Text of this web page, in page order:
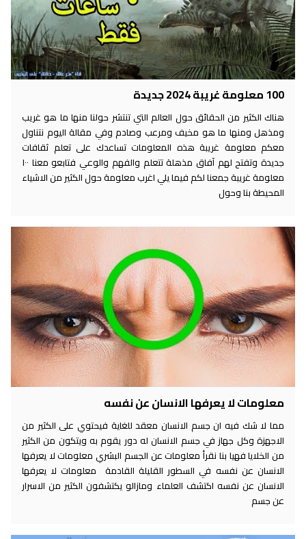
100 معلومة غريبة 2024 جديدة
هناك الكثير من الحقائق حول العالم التي تنتشر حولنا منها ما هو غريب
ومذهل ومنها ما هو مخيف ومرعب وصادم وفي مقالة اليوم نتناول
معكم معلومة غريبة هذه المعلومات تساعدك على تعلم ثقافات
جديدة وتفتح لهم آفاق مذهلة تتعلم والفهم والوعي فتابعو معنا ١٠٠
معلومة غريبة جمعنا لكم فيما يلي اغرب معلومة حول الكثير من الاشياء
المحيطة بنا وحول
معلومات لا يعرفها الانسان عن نفسه
مما لا شك فيه ان جسم الانسان معقد للغاية فيحتوي على الكثير من
الاجهزة وكل جهاز في جسم الانسان له دور يقوم به ويتكون من الكثير
من الخلايا فهيا بنا نقرأ معلومات عن الجسم البشري معلومات لا يعرفها
الانسان عن نفسه في السطور القليلة القادمة معلومات لا يعرفها
الانسان عن نفسه اكتشف العلماء ومازالو يكتشفون الكثير من الاسرار
عن جسم